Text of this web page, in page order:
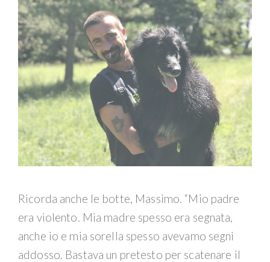
Ricorda anche le botte, Massimo. “Mio padre
era violento. Mia madre spesso era segnata,
anche io e mia sorella spesso avevamo segni
addosso. Bastava un pretesto per scatenare il